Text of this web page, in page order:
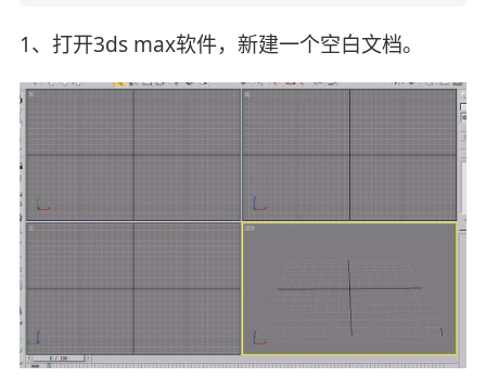
1、打开3ds max软件，新建一个空白文档。